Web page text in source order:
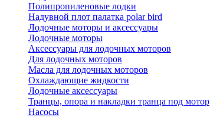
Полипропиленовые лодки
Надувной плот палатка polar bird
Лодочные моторы и аксессуары
Лодочные моторы
Аксессуары для лодочных моторов
Для лодочных моторов
Масла для лодочных моторов
Охлаждающие жидкости
Лодочные аксессуары
Транцы, опора и накладки транца под мотор
Насосы